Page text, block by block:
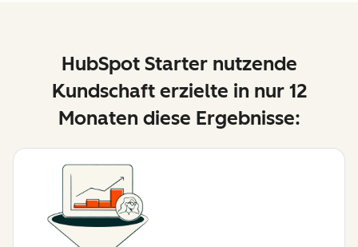
HubSpot Starter nutzende
Kundschaft erzielte in nur 12
Monaten diese Ergebnisse: